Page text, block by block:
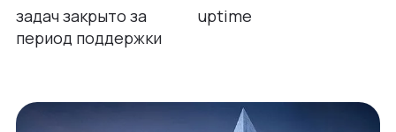
задач закрыто за
период поддержки
uptime